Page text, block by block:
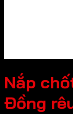
Nắp
Đồng